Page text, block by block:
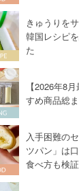
きゅうりを
韓国レシピ
た
【2026年8
すめ商品総
入手困難の
ツパン」は
食べ方も検証